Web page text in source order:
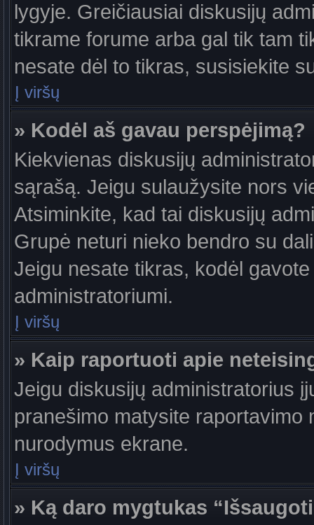
lygyje. Greičiausiai diskusijų
tikrame forume arba gal tik tam
nesate dėl to tikras, susisiekite
Į viršų
» Kodėl aš gavau perspėjimą?
Kiekvienas diskusijų
sąrašą. Jeigu sulaužysite nors
Atsiminkite, kad tai diskusijų
Grupė neturi nieko bendro su
Jeigu nesate tikras, kodėl
administratoriumi.
Į viršų
» Kaip raportuoti apie
Jeigu diskusijų administratorius
pranešimo matysite
nurodymus ekrane.
Į viršų
» Ką daro mygtukas